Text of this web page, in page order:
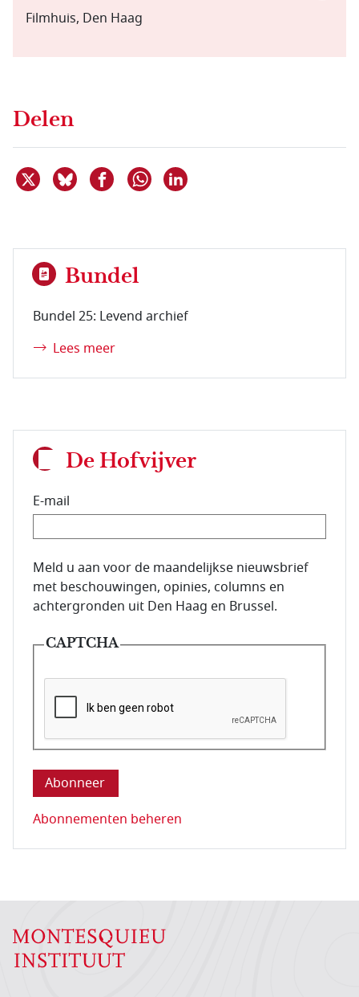
Filmhuis, Den Haag
Delen
Deel dit item op X
Deel dit item op Bluesky
Deel dit item op Facebook
Delen via WhatsApp
Bundel
Bundel 25: Levend archief
Lees meer
De Hofvijver
E-mail
E-mailadres van de abonnee.
Meld u aan voor de maandelijkse nieuwsbrief
met beschouwingen, opinies, columns en
achtergronden uit Den Haag en Brussel.
CAPTCHA
Deze vraag is om te controleren dat u een mens
Abonnementen beheren